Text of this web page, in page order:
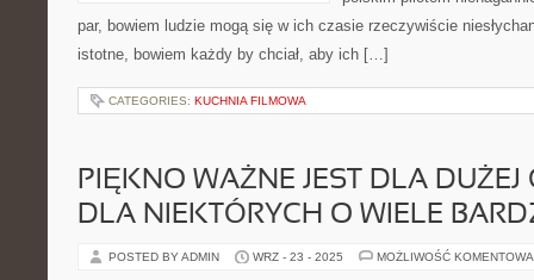
par, bowiem ludzie mogą się w ich czasie rzeczywiście
istotne, bowiem każdy by chciał, aby ich […]
CATEGORIES: KUCHNIA FILMOWA
PIĘKNO WAŻNE JEST DLA DUŻEJ
DLA NIEKTÓRYCH O WIELE
POSTED BY ADMIN WRZ - 23 - 2025 MOŻLIWOŚĆ